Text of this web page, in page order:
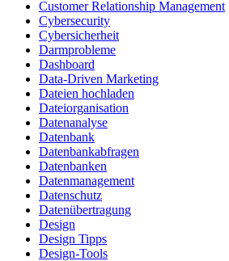
Customer Relationship Management
Cybersecurity
Cybersicherheit
Darmprobleme
Dashboard
Data-Driven Marketing
Dateien hochladen
Dateiorganisation
Datenanalyse
Datenbank
Datenbankabfragen
Datenbanken
Datenmanagement
Datenschutz
Datenübertragung
Design
Design Tipps
Design-Tools